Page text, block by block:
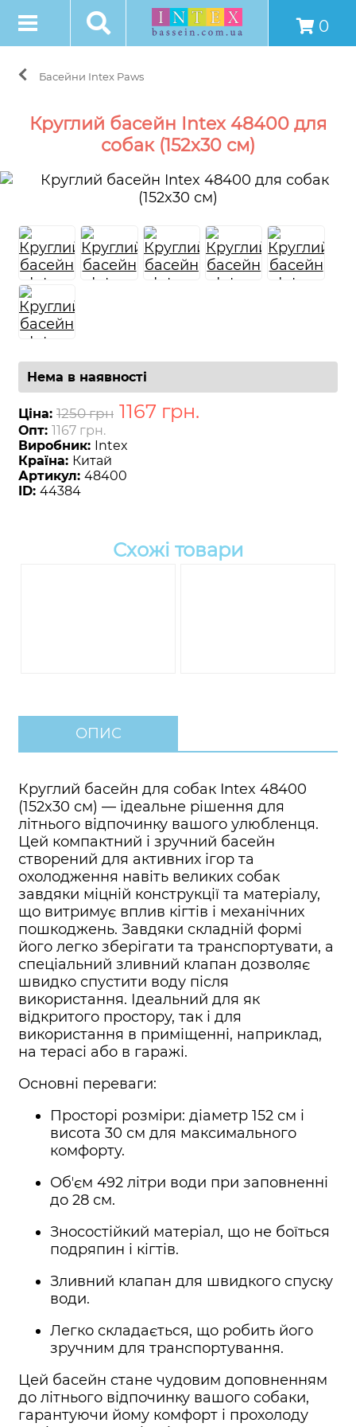
0
Басейни Intex Paws
Круглий басейн Intex 48400 для
собак (152x30 см)
Нема в наявності
Ціна: 1250 грн 1167 грн.
Опт: 1167 грн.
Виробник: Intex
Країна: Китай
Артикул: 48400
ID: 44384
Схожі товари
ОПИС
Круглий басейн для собак Intex 48400
(152x30 см) — ідеальне рішення для
літнього відпочинку вашого улюбленця.
Цей компактний і зручний басейн
створений для активних ігор та
охолодження навіть великих собак
завдяки міцній конструкції та матеріалу,
що витримує вплив кігтів і механічних
пошкоджень. Завдяки складній формі
його легко зберігати та транспортувати, а
спеціальний зливний клапан дозволяє
швидко спустити воду після
використання. Ідеальний для як
відкритого простору, так і для
використання в приміщенні, наприклад,
на терасі або в гаражі.
Основні переваги:
Просторі розміри: діаметр 152 см і
висота 30 см для максимального
комфорту.
Обʼєм 492 літри води при заповненні
до 28 см.
Зносостійкий матеріал, що не боїться
подряпин і кігтів.
Зливний клапан для швидкого спуску
води.
Легко складається, що робить його
зручним для транспортування.
Цей басейн стане чудовим доповненням
до літнього відпочинку вашого собаки,
гарантуючи йому комфорт і прохолоду